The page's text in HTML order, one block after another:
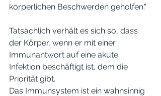
körperlichen Beschwerden geholfen.“
Tatsächlich verhält es sich so, dass
der Körper, wenn er mit einer
Immunantwort auf eine akute
Infektion beschäftigt ist, dem die
Priorität gibt.
Das Immunsystem ist ein wahnsinnig